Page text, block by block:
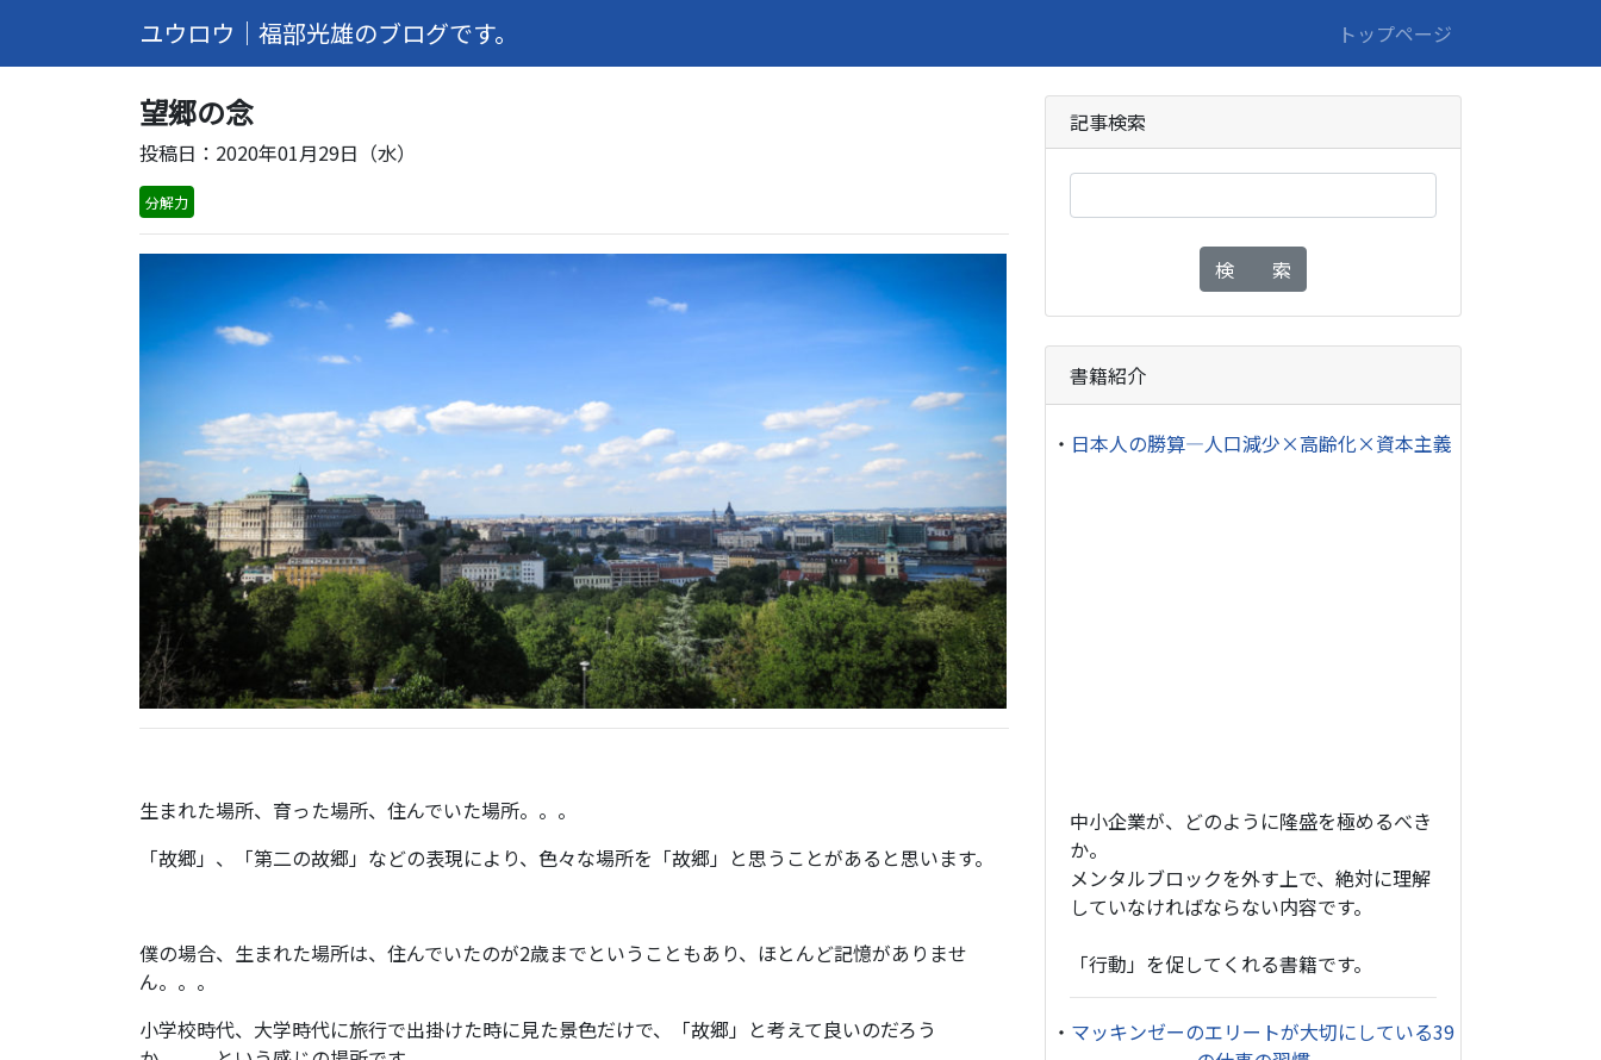
ユウロウ｜福部光雄のブログです。 トップページ
望郷の念
投稿日：2020年01月29日（水）
分解力
生まれた場所、育った場所、住んでいた場所。。。
「故郷」、「第二の故郷」などの表現により、色々な場所を「故郷」と思うことがあると思います。
僕の場合、生まれた場所は、住んでいたのが2歳までということもあり、ほとんど記憶がありませ
ん。。。
小学校時代、大学時代に旅行で出掛けた時に見た景色だけで、「故郷」と考えて良いのだろう
記事検索
検 索
書籍紹介
・ 日本人の勝算―人口減少×高齢化×資本主義
中小企業が、どのように隆盛を極めるべき
か。
メンタルブロックを外す上で、絶対に理解
していなければならない内容です。
「行動」を促してくれる書籍です。
・ マッキンゼーのエリートが大切にしている39